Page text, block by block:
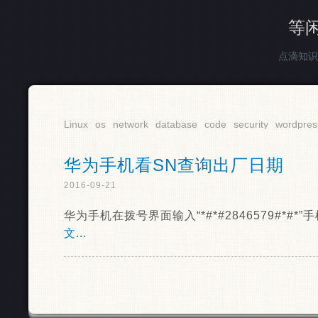
等
点滴知
Linux os network database code security
华为手机看SN查询出厂日期
2016-09-21
华为手机在拨号界面输入“*#*#2846579#*#*”
文...